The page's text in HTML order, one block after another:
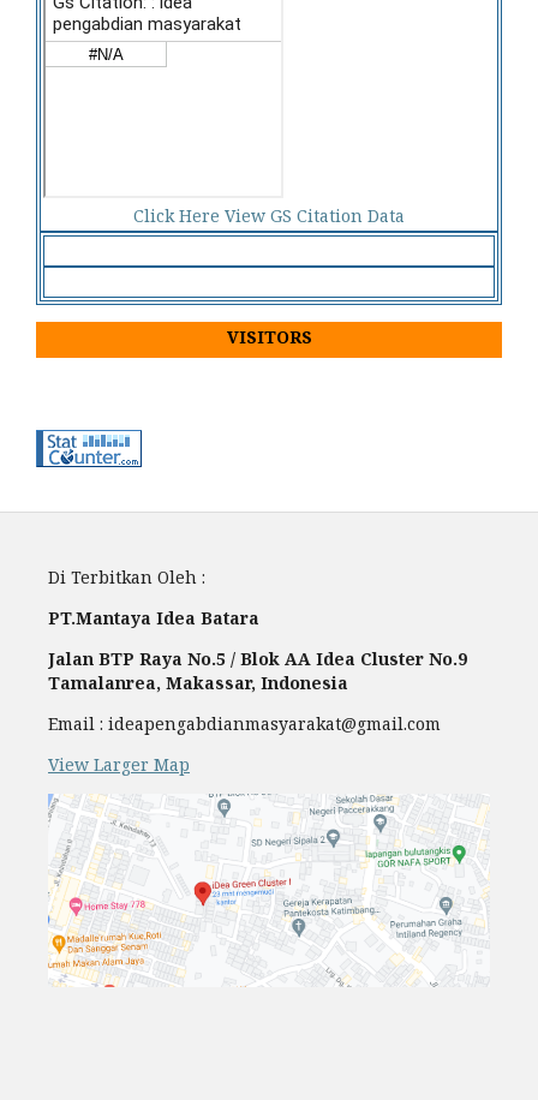
Click Here View GS Citation Data
VISITORS
Di Terbitkan Oleh :
PT.Mantaya Idea Batara
Jalan BTP Raya No.5 / Blok AA Idea Cluster No.9
Tamalanrea, Makassar, Indonesia
Email : ideapengabdianmasyarakat@gmail.com
View Larger Map